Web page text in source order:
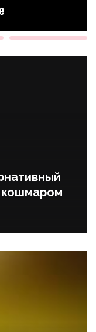
кошмаром